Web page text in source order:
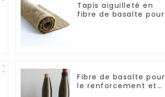
Tapis aiguilleté en
fibre de basalte pour
Fibre de basalte pour
le renforcement et